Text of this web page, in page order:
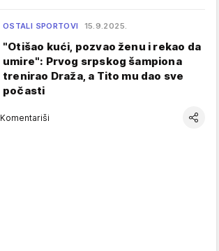
OSTALI SPORTOVI 15.9.2025.
"Otišao kući, pozvao ženu i rekao da
umire": Prvog srpskog šampiona
trenirao Draža, a Tito mu dao sve
počasti
Komentariši